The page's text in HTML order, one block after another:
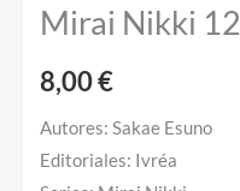
Mirai Nikki 12
8,00€
Autores: Sakae Esuno
Editoriales: Ivréa